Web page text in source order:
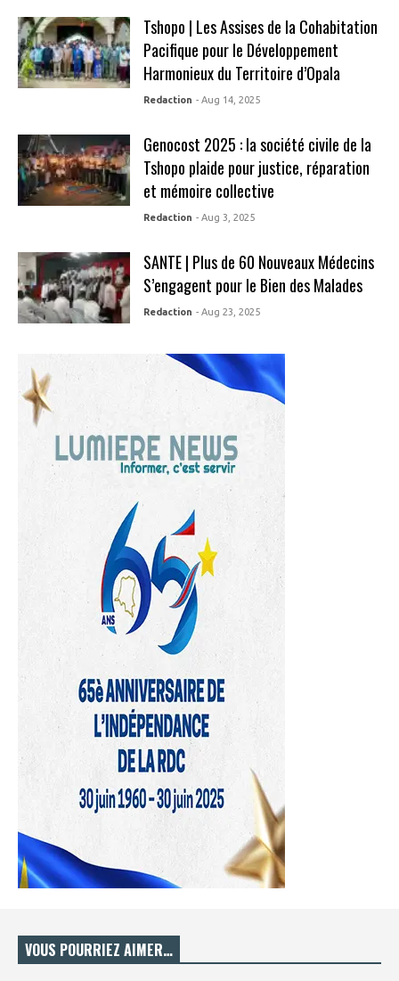
Tshopo | Les Assises de la Cohabitation
Pacifique pour le Développement
Harmonieux du Territoire d’Opala
Redaction - Aug 14, 2025
Genocost 2025 : la société civile de la
Tshopo plaide pour justice, réparation
et mémoire collective
Redaction - Aug 3, 2025
SANTE | Plus de 60 Nouveaux Médecins
S’engagent pour le Bien des Malades
Redaction - Aug 23, 2025
VOUS POURRIEZ AIMER…